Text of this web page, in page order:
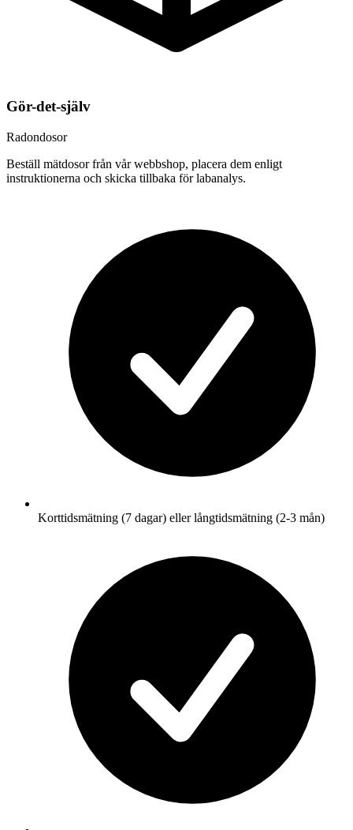
Gör-det-själv
Radondosor
Beställ mätdosor från vår webbshop, placera dem enligt
instruktionerna och skicka tillbaka för labanalys.
Korttidsmätning (7 dagar) eller långtidsmätning (2-3 mån)